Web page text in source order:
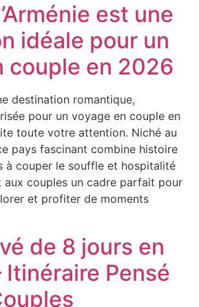
est une
idéale pour un
couple en 2026
destination romantique,
pour un voyage en couple en
toute votre attention. Niché au
pays fascinant combine histoire
à couper le souffle et hospitalité
aux couples un cadre parfait pour
et profiter de moments
de 8 jours en
Itinéraire Pensé